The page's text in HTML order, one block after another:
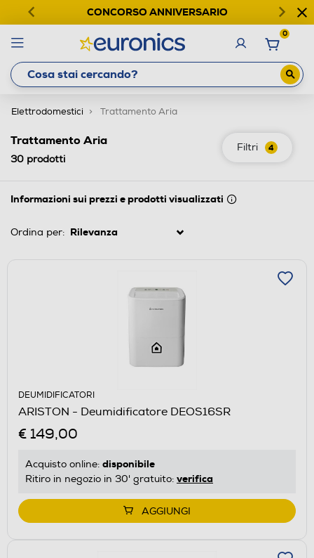
CONCORSO ANNIVERSARIO
0
Elettrodomestici Trattamento Aria
Filtri 4
Trattamento Aria
30 prodotti
Informazioni sui prezzi e prodotti visualizzati
Ordina per:
DEUMIDIFICATORI
ARISTON - Deumidificatore DEOS16SR
€ 149,00
Acquisto online: disponibile
Ritiro in negozio in 30' gratuito: verifica
AGGIUNGI